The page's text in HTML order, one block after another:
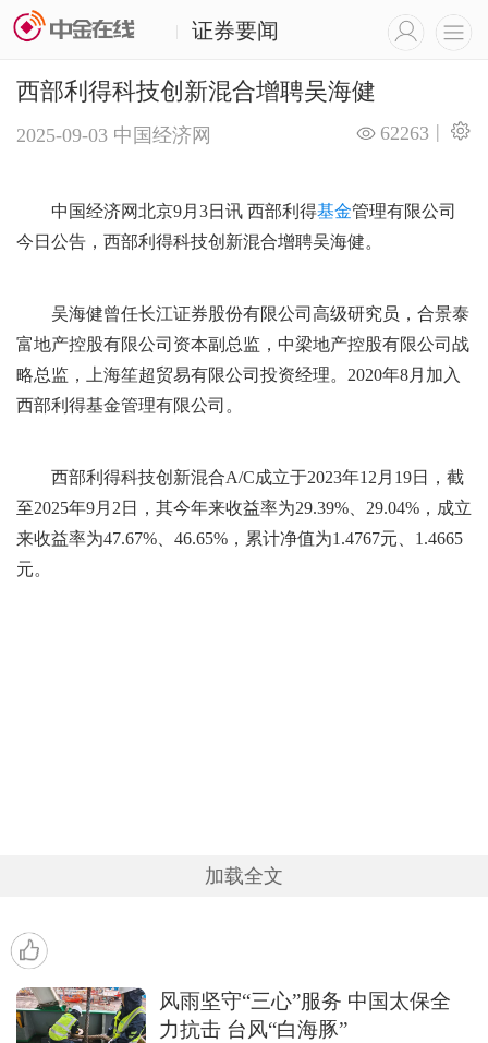
证券要闻
西部利得科技创新混合增聘吴海健
2025-09-03 中国经济网 |
62263
中国经济网北京9月3日讯 西部利得基金管理有限公司
今日公告，西部利得科技创新混合增聘吴海健。
吴海健曾任长江证券股份有限公司高级研究员，合景泰
富地产控股有限公司资本副总监，中梁地产控股有限公司战
略总监，上海笙超贸易有限公司投资经理。2020年8月加入
西部利得基金管理有限公司。
西部利得科技创新混合A/C成立于2023年12月19日，截
至2025年9月2日，其今年来收益率为29.39%、29.04%，成立
来收益率为47.67%、46.65%，累计净值为1.4767元、1.4665
元。
加载全文
风雨坚守“三心”服务 中国太保全
力抗击 台风“白海豚”